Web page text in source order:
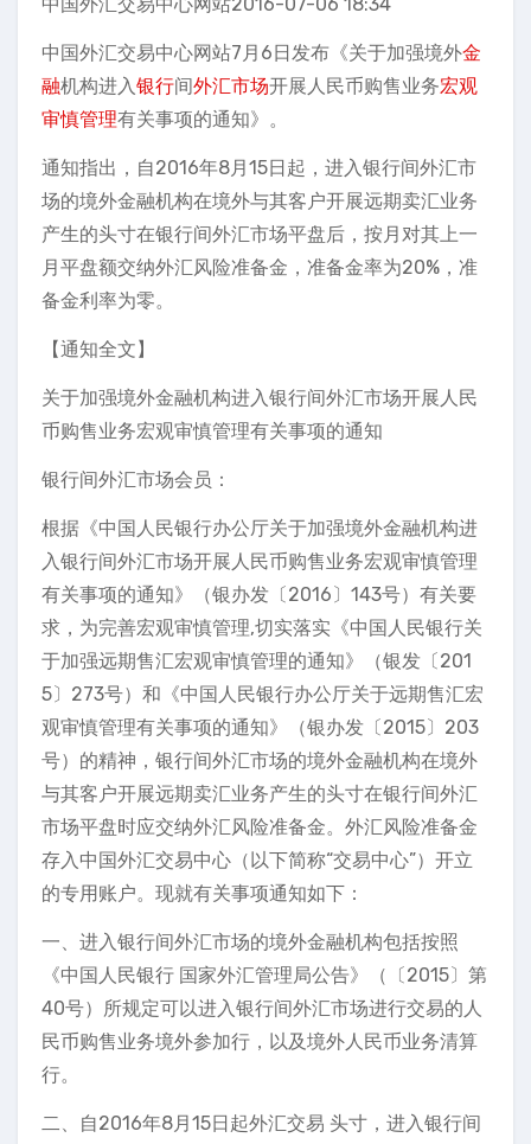
中国外汇交易中心网站7月6日发布《关于加强境外金
融机构进入银行间外汇市场开展人民币购售业务宏观
审慎管理有关事项的通知》。
通知指出，自2016年8月15日起，进入银行间外汇市
场的境外金融机构在境外与其客户开展远期卖汇业务
产生的头寸在银行间外汇市场平盘后，按月对其上一
月平盘额交纳外汇风险准备金，准备金率为20%，准
备金利率为零。
【通知全文】
关于加强境外金融机构进入银行间外汇市场开展人民
币购售业务宏观审慎管理有关事项的通知
银行间外汇市场会员：
根据《中国人民银行办公厅关于加强境外金融机构进
入银行间外汇市场开展人民币购售业务宏观审慎管理
有关事项的通知》（银办发〔2016〕143号）有关要
求，为完善宏观审慎管理,切实落实《中国人民银行关
于加强远期售汇宏观审慎管理的通知》（银发〔201
5〕273号）和《中国人民银行办公厅关于远期售汇宏
观审慎管理有关事项的通知》（银办发〔2015〕203
号）的精神，银行间外汇市场的境外金融机构在境外
与其客户开展远期卖汇业务产生的头寸在银行间外汇
市场平盘时应交纳外汇风险准备金。外汇风险准备金
存入中国外汇交易中心（以下简称“交易中心”）开立
的专用账户。现就有关事项通知如下：
一、进入银行间外汇市场的境外金融机构包括按照
《中国人民银行 国家外汇管理局公告》（〔2015〕第
40号）所规定可以进入银行间外汇市场进行交易的人
民币购售业务境外参加行，以及境外人民币业务清算
行。
二、自2016年8月15日起外汇交易 头寸，进入银行间